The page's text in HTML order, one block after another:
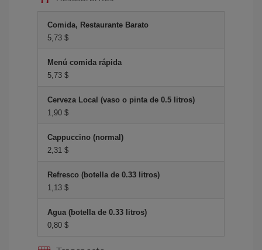
Comida, Restaurante Barato
5,73 $
Menú comida rápida
5,73 $
Cerveza Local (vaso o pinta de 0.5 litros)
1,90 $
Cappuccino (normal)
2,31 $
Refresco (botella de 0.33 litros)
1,13 $
Agua (botella de 0.33 litros)
0,80 $